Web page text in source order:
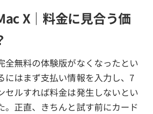
X｜料金に見合う価
全無料の体験版がなくなったとい
にはまず支払い情報を入力し、7
セルすれば料金は発生しないとい
。正直、きちんと試す前にカード